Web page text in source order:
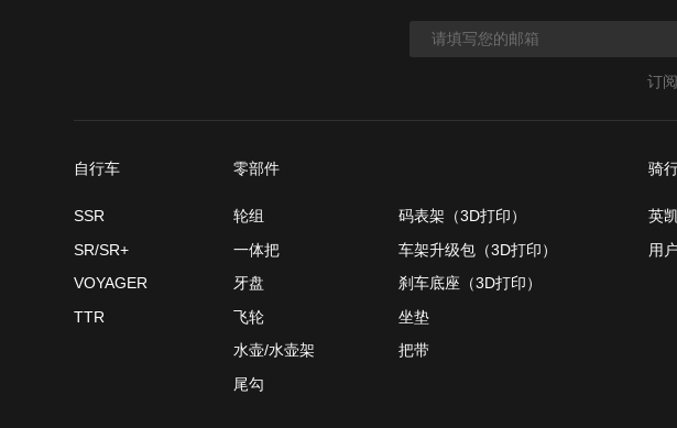
订
自行车
SSR
SR/SR+
VOYAGER
TTR
零部件
轮组
码表架（3D打印）
一体把
车架升级包（3D打印）
牙盘
刹车底座（3D打印）
飞轮
坐垫
水壶/水壶架
把带
尾勾
骑
英
用